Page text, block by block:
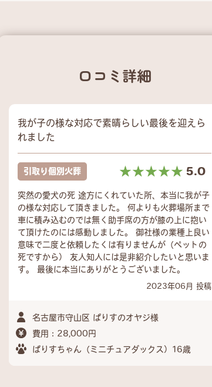
口コミ詳細
我が子の様な対応で素晴らしい最後を迎えら
れました
引取り個別火葬 ☆☆☆☆☆
★★★★★ 5.0
突然の愛犬の死 途方にくれていた所、本当に我が子
の様な対応して頂きました。 何よりも火葬場所まで
車に積み込むのでは無く助手席の方が膝の上に抱い
て頂けたのには感動しました。 御社様の業種上良い
意味で二度と依頼したくは有りませんが（ペットの
死ですから） 友人知人には是非紹介したいと思いま
す。 最後に本当にありがとうございました。
2023年06月 投稿
名古屋市守山区 ぱりすのオヤジ様
費用：28,000円
ぱりすちゃん（ミニチュアダックス）16歳